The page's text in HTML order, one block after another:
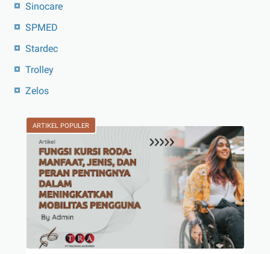
Sinocare
SPMED
Stardec
Trolley
Zelos
ARTIKEL POPULER